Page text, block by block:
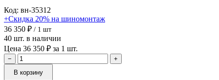
Код: вн-35312
+Скидка 20% на шиномонтаж
36 350 ₽ / 1 шт
40 шт. в наличии
Цена 36 350 ₽ за 1 шт.
−
+
В корзину